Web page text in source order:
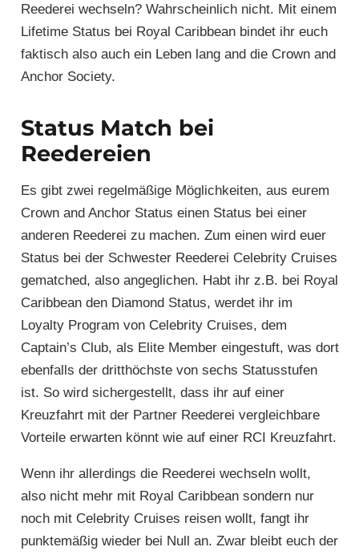
Reederei wechseln? Wahrscheinlich nicht. Mit einem
Lifetime Status bei Royal Caribbean bindet ihr euch
faktisch also auch ein Leben lang and die Crown and
Anchor Society.
Status Match bei
Reedereien
Es gibt zwei regelmäßige Möglichkeiten, aus eurem
Crown and Anchor Status einen Status bei einer
anderen Reederei zu machen. Zum einen wird euer
Status bei der Schwester Reederei Celebrity Cruises
gematched, also angeglichen. Habt ihr z.B. bei Royal
Caribbean den Diamond Status, werdet ihr im
Loyalty Program von Celebrity Cruises, dem
Captain’s Club, als Elite Member eingestuft, was dort
ebenfalls der dritthöchste von sechs Statusstufen
ist. So wird sichergestellt, dass ihr auf einer
Kreuzfahrt mit der Partner Reederei vergleichbare
Vorteile erwarten könnt wie auf einer RCI Kreuzfahrt.
Wenn ihr allerdings die Reederei wechseln wollt,
also nicht mehr mit Royal Caribbean sondern nur
noch mit Celebrity Cruises reisen wollt, fangt ihr
punktemäßig wieder bei Null an. Zwar bleibt euch der